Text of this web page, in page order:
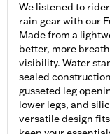
We listened to
rain gear with our
Made from a
better, more
visibility. Water
sealed
gusseted leg
lower legs, and
versatile design